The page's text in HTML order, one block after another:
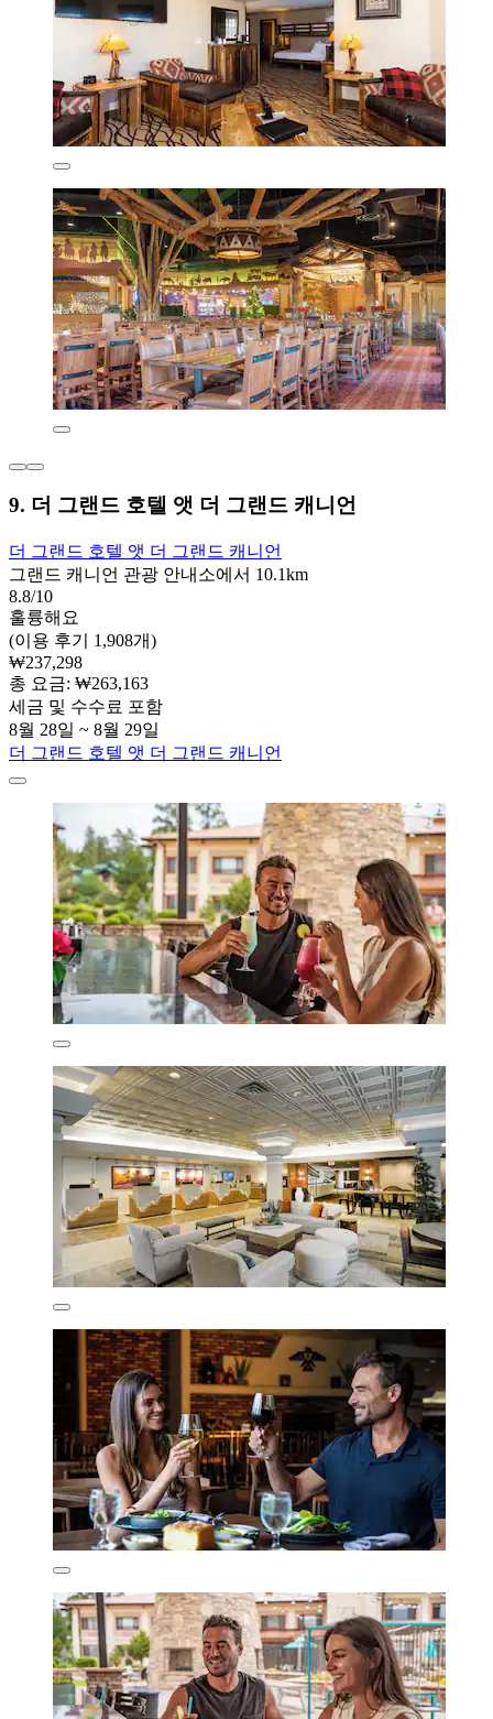
9. 더 그랜드 호텔 앳 더 그랜드 캐니언
더 그랜드 호텔 앳 더 그랜드 캐니언
그랜드 캐니언 관광 안내소에서 10.1km
8.8/10
훌륭해요
(이용 후기 1,908개)
₩237,298
총 요금: ₩263,163
세금 및 수수료 포함
8월 28일 ~ 8월 29일
더 그랜드 호텔 앳 더 그랜드 캐니언